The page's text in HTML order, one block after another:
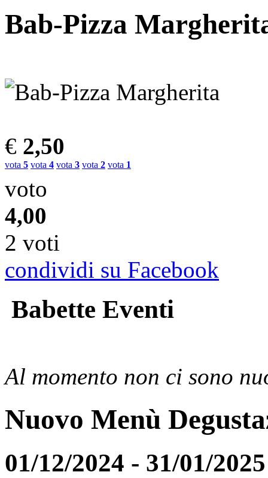
Bab-Pizza
€ 2,50
vota 5 vota 4 vota 3 vota 2 vota 1
voto
4,00
2 voti
condividi su Facebook
Babette Eventi
Al momento non ci sono
Nuovo Menù
01/12/2024 - 31/01/2025